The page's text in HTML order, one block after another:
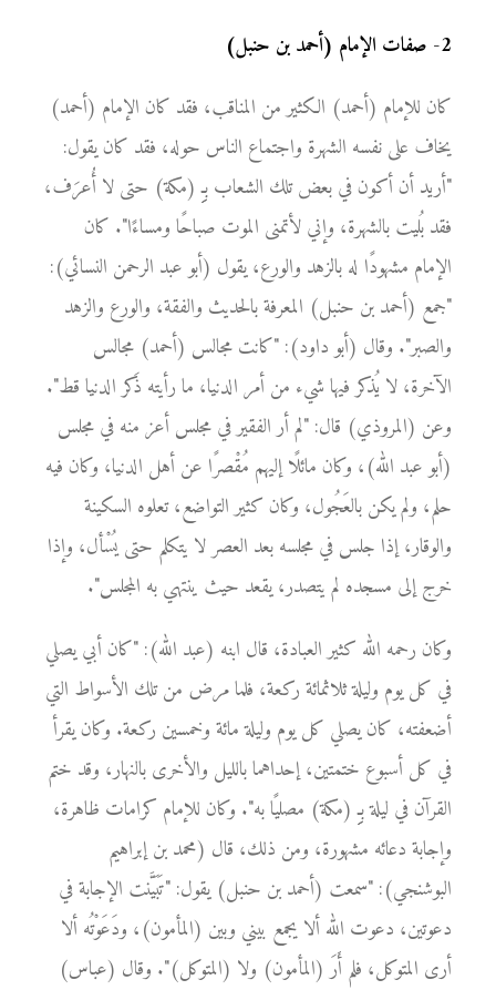
2
- صفات الإمام (أحمد بن حنبل)
كان للإمام (أحمد) الكثير من المناقب، فقد كان الإمام (أحمد)
يخاف على نفسه الشهرة واجتماع الناس حوله، فقد كان يقول:
"أريد أن أكون في بعض تلك الشعاب بـِِِ (مكة) حتى لا أُعرَف،
فقد بُليت بالشهرة، وإني لأتمنى الموت صباحًا ومساءًا". كان
الإمام مشهودًا له بالزهد والورع، يقول (أبو عبد الرحمن النسائي):
"جمع (أحمد بن حنبل) المعرفة بالحديث والفقة، والورع والزهد
والصبر". وقال (أبو داود): "كانت مجالس (أحمد) مجالس
الآخرة، لا يُذكر فيها شيء من أمر الدنيا، ما رأيته ذَكر الدنيا قط".
وعن (المروذي) قال: "لم أر الفقير في مجلس أعز منه في مجلس
(أبو عبد الله)، وكان مائلًا إليهم مُقْصرًا عن أهل الدنيا، وكان فيه
حلم، ولم يكن بالعَجُول، وكان كثير التواضع، تعلوه السكينة
والوقار، إذا جلس في مجلسه بعد العصر لا يتكلم حتى يُسْأل، وإذا
خرج إلى مسجده لم يتصدر، يقعد حيث ينتهي به المجلس".
وكان رحمه الله كثير العبادة، قال ابنه (عبد الله): "كان أبي يصلي
في كل يوم وليلة ثلاثمائة ركعة، فلما مرض من تلك الأسواط التي
أضعفته، كان يصلي كل يوم وليلة مائة وخمسين ركعة. وكان يقرأ
في كل أسبوع ختمتين، إحداهما بالليل والأخرى بالنهار، وقد ختم
القرآن في ليلة بـِِِ (مكة) مصليًا به". وكان للإمام كرامات ظاهرة،
وإجابة دعائه مشهورة، ومن ذلك، قال (محمد بن إبراهيم
البوشنجي): "سمعت (أحمد بن حنبل) يقول: "تَبَيَّنت الإجابة في
دعوتين، دعوت الله ألا يجمع بيني وبين (المأمون)، ودَعَوْتُه ألا
أرى المتوكل، فلم أَرَ (المأمون) ولا (المتوكل)". وقال (عباس)